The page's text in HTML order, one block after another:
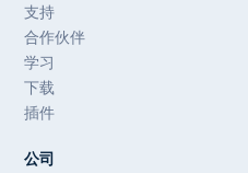
支持
合作伙伴
学习
下载
插件
公司